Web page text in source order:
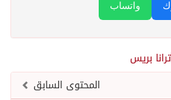
واتساب
المحتوى السابق